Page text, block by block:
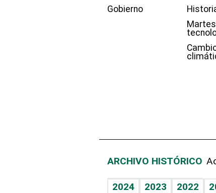
Gobierno
ARCHIVO HISTÓRICO
2024 2023 2022